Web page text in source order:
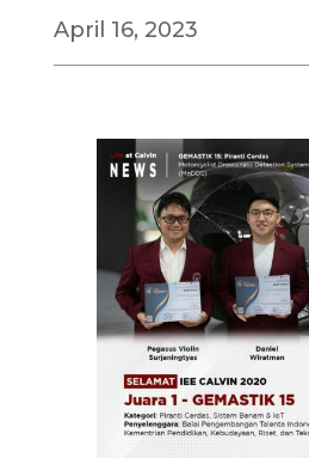
April 16, 2023